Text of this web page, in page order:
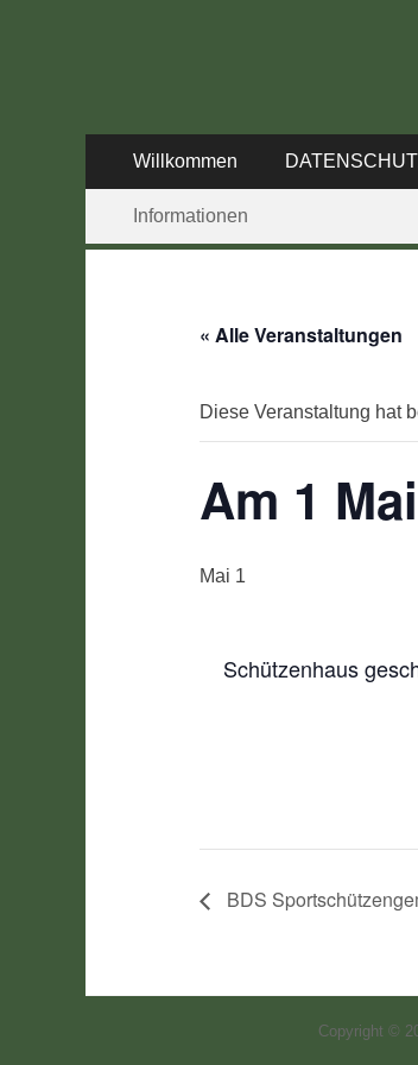
Primäres
Menü
springen
Willkommen
Sekundäres
Menü
Informationen
« Alle Veranstaltungen
Diese Veranstaltung hat
Am 1
Mai 1
Schützenhaus
BDS
Copyright ©